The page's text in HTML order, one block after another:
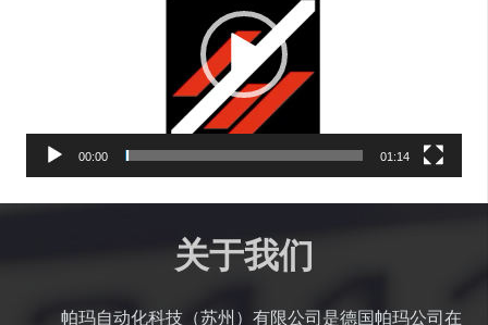
00:00 01:14
关于我们
帕玛自动化科技（苏州）有限公司是德国帕玛公司在